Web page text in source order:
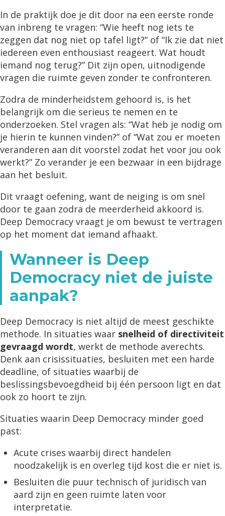
In de praktijk doe je dit door na een eerste ronde
van inbreng te vragen: “Wie heeft nog iets te
zeggen dat nog niet op tafel ligt?” of “Ik zie dat niet
iedereen even enthousiast reageert. Wat houdt
iemand nog terug?” Dit zijn open, uitnodigende
vragen die ruimte geven zonder te confronteren.
Zodra de minderheidstem gehoord is, is het
belangrijk om die serieus te nemen en te
onderzoeken. Stel vragen als: “Wat heb je nodig om
je hierin te kunnen vinden?” of “Wat zou er moeten
veranderen aan dit voorstel zodat het voor jou ook
werkt?” Zo verander je een bezwaar in een bijdrage
aan het besluit.
Dit vraagt oefening, want de neiging is om snel
door te gaan zodra de meerderheid akkoord is.
Deep Democracy vraagt je om bewust te vertragen
op het moment dat iemand afhaakt.
Wanneer is Deep
Democracy niet de juiste
aanpak?
Deep Democracy is niet altijd de meest geschikte
methode. In situaties waar snelheid of directiviteit
gevraagd wordt, werkt de methode averechts.
Denk aan crisissituaties, besluiten met een harde
deadline, of situaties waarbij de
beslissingsbevoegdheid bij één persoon ligt en dat
ook zo hoort te zijn.
Situaties waarin Deep Democracy minder goed
past:
Acute crises waarbij direct handelen
noodzakelijk is en overleg tijd kost die er niet is.
Besluiten die puur technisch of juridisch van
aard zijn en geen ruimte laten voor
interpretatie.